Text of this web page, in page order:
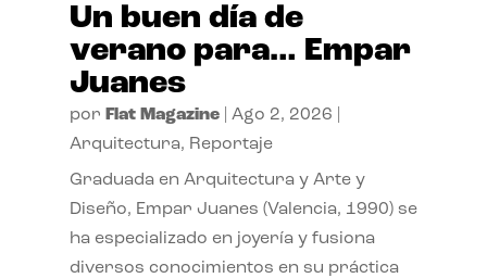
Un buen día de
verano para… Empar
Juanes
por Flat Magazine| Ago 2, 2026
Arquitectura, Reportaje
Graduada en Arquitectura y Arte y
Diseño, Empar Juanes (Valencia, 1990) se
ha especializado en joyería y fusiona
diversos conocimientos en su práctica